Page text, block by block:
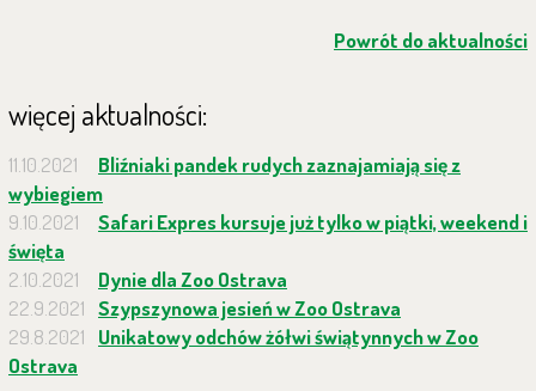
Powrót do aktualności
więcej aktualności:
11.10.2021
Bliźniaki pandek rudych zaznajamiają się z
wybiegiem
9.10.2021
Safari Expres kursuje już tylko w piątki, weekend i
święta
2.10.2021
Dynie dla Zoo Ostrava
22.9.2021 Szypszynowa jesień w Zoo Ostrava
29.8.2021
Unikatowy odchów żółwi świątynnych w Zoo
Ostrava